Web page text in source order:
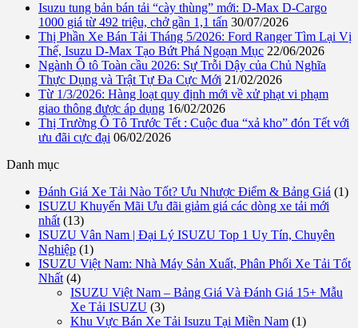
Isuzu tung bản bán tải “cày thùng” mới: D-Max D-Cargo
1000 giá từ 492 triệu, chở gần 1,1 tấn 30/07/2026
Thị Phần Xe Bán Tải Tháng 5/2026: Ford Ranger Tìm Lại Vị
Thế, Isuzu D-Max Tạo Bứt Phá Ngoạn Mục 22/06/2026
Ngành Ô tô Toàn cầu 2026: Sự Trỗi Dậy của Chủ Nghĩa
Thực Dụng và Trật Tự Đa Cực Mới 21/02/2026
Từ 1/3/2026: Hàng loạt quy định mới về xử phạt vi phạm
giao thông được áp dụng 16/02/2026
Thị Trường Ô Tô Trước Tết : Cuộc đua “xả kho” đón Tết với
ưu đãi cực đại 06/02/2026
Danh mục
Đánh Giá Xe Tải Nào Tốt? Ưu Nhược Điểm & Bảng Giá (1)
ISUZU Khuyến Mãi Ưu đãi giảm giá các dòng xe tải mới
nhất (13)
ISUZU Vân Nam | Đại Lý ISUZU Top 1 Uy Tín, Chuyên
Nghiệp (1)
ISUZU Việt Nam: Nhà Máy Sản Xuất, Phân Phối Xe Tải Tốt
Nhất (4)
ISUZU Việt Nam – Bảng Giá Và Đánh Giá 15+ Mẫu
Xe Tải ISUZU (3)
Khu Vực Bán Xe Tải Isuzu Tại Miền Nam (1)